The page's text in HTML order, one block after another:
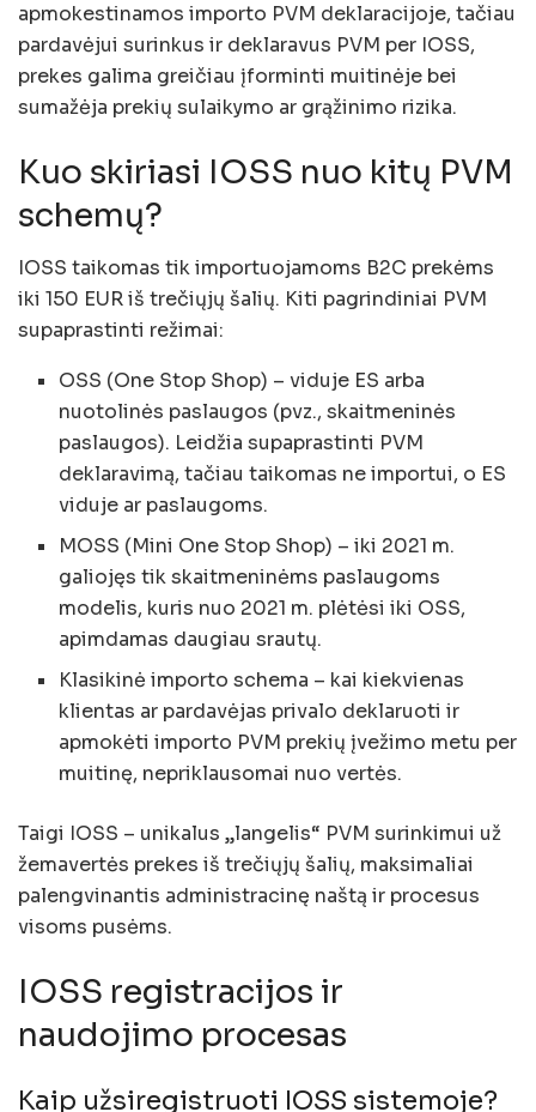
apmokestinamos importo PVM deklaracijoje, tačiau
pardavėjui surinkus ir deklaravus PVM per IOSS,
prekes galima greičiau įforminti muitinėje bei
sumažėja prekių sulaikymo ar grąžinimo rizika.
Kuo skiriasi IOSS nuo kitų PVM
schemų?
IOSS taikomas tik importuojamoms B2C prekėms
iki 150 EUR iš trečiųjų šalių. Kiti pagrindiniai PVM
supaprastinti režimai:
OSS (One Stop Shop) – viduje ES arba
nuotolinės paslaugos (pvz., skaitmeninės
paslaugos). Leidžia supaprastinti PVM
deklaravimą, tačiau taikomas ne importui, o ES
viduje ar paslaugoms.
MOSS (Mini One Stop Shop) – iki 2021 m.
galiojęs tik skaitmeninėms paslaugoms
modelis, kuris nuo 2021 m. plėtėsi iki OSS,
apimdamas daugiau srautų.
Klasikinė importo schema – kai kiekvienas
klientas ar pardavėjas privalo deklaruoti ir
apmokėti importo PVM prekių įvežimo metu per
muitinę, nepriklausomai nuo vertės.
Taigi IOSS – unikalus „langelis“ PVM surinkimui už
žemavertės prekes iš trečiųjų šalių, maksimaliai
palengvinantis administracinę naštą ir procesus
visoms pusėms.
IOSS registracijos ir
naudojimo procesas
Kaip užsiregistruoti IOSS sistemoje?